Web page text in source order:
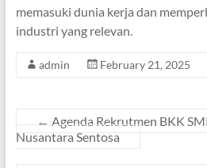
memasuki dunia kerja dan
industri yang relevan.
admin February 21, 2025
← Agenda Rekrutmen BKK
Nusantara Sentosa